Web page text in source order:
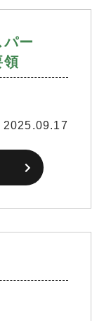
ー
領
2025.09.17